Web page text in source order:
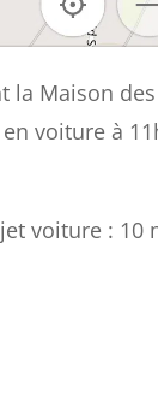
la Maison des
voiture à
voiture : 10